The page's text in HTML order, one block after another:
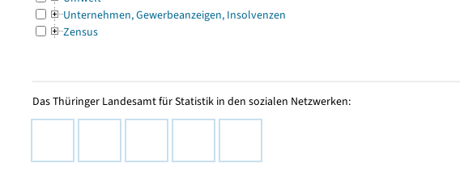
Unternehmen, Gewerbeanzeigen, Insolvenzen
Zensus
Das Thüringer Landesamt für Statistik in den sozialen Netzwerken: